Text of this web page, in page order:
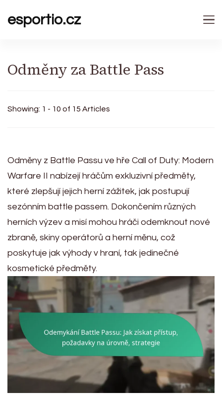
esportio.cz
Odměny za Battle Pass
Showing: 1 - 10 of 15 Articles
Odměny z Battle Passu ve hře Call of Duty: Modern
Warfare II nabízejí hráčům exkluzivní předměty,
které zlepšují jejich herní zážitek, jak postupují
sezónním battle passem. Dokončením různých
herních výzev a misí mohou hráči odemknout nové
zbraně, skiny operátorů a herní měnu, což
poskytuje jak výhody v hraní, tak jedinečné
kosmetické předměty.